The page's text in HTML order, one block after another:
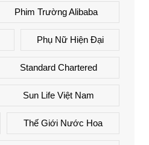
Phim Trường Alibaba
Phụ Nữ Hiện Đại
Standard Chartered
Sun Life Việt Nam
Thế Giới Nước Hoa